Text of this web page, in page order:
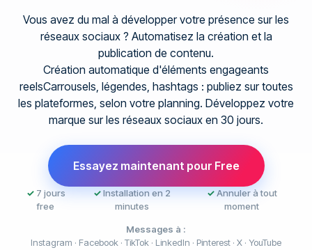
Vous avez du mal à développer votre présence sur les
réseaux sociaux ? Automatisez la création et la
publication de contenu.
Création automatique d'éléments engageants
reelsCarrousels, légendes, hashtags : publiez sur toutes
les plateformes, selon votre planning. Développez votre
marque sur les réseaux sociaux en 30 jours.
Essayez maintenant pour Free
✓7 jours
free
✓Installation en 2
minutes
✓Annuler à tout
moment
Messages à :
Instagram · Facebook · TikTok · LinkedIn · Pinterest · X · YouTube